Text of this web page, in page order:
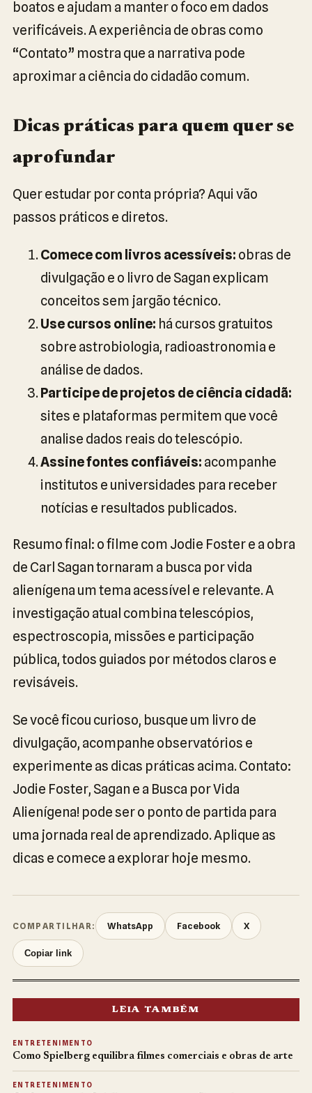
boatos e ajudam a manter o foco em dados
verificáveis. A experiência de obras como
“Contato” mostra que a narrativa pode
aproximar a ciência do cidadão comum.
Dicas práticas para quem quer se
aprofundar
Quer estudar por conta própria? Aqui vão
passos práticos e diretos.
Comece com livros acessíveis: obras de
divulgação e o livro de Sagan explicam
conceitos sem jargão técnico.
Use cursos online: há cursos gratuitos
sobre astrobiologia, radioastronomia e
análise de dados.
Participe de projetos de ciência cidadã:
sites e plataformas permitem que você
analise dados reais do telescópio.
Assine fontes confiáveis: acompanhe
institutos e universidades para receber
notícias e resultados publicados.
Resumo final: o filme com Jodie Foster e a obra
de Carl Sagan tornaram a busca por vida
alienígena um tema acessível e relevante. A
investigação atual combina telescópios,
espectroscopia, missões e participação
pública, todos guiados por métodos claros e
revisáveis.
Se você ficou curioso, busque um livro de
divulgação, acompanhe observatórios e
experimente as dicas práticas acima. Contato:
Jodie Foster, Sagan e a Busca por Vida
Alienígena! pode ser o ponto de partida para
uma jornada real de aprendizado. Aplique as
dicas e comece a explorar hoje mesmo.
COMPARTILHAR: WhatsApp Facebook X
Copiar link
LEIA TAMBÉM
ENTRETENIMENTO
Como Spielberg equilibra filmes comerciais e obras de arte
ENTRETENIMENTO